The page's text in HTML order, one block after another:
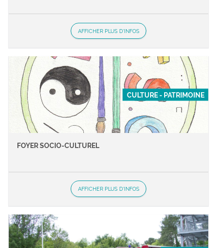
AFFICHER PLUS D'INFOS
CULTURE - PATRIMOINE
FOYER SOCIO-CULTUREL
AFFICHER PLUS D'INFOS